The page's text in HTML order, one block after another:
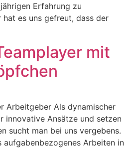
Erfahrung zu
es uns gefreut, dass der
mit
Arbeitgeber Als dynamischer
innovative Ansätze und setzen
sucht man bei uns vergebens.
aufgabenbezogenes Arbeiten in